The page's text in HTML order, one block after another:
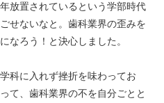
放置されているという学部時代
せないなと。歯科業界の歪みを
なろう！と決心しました。
科に入れず挫折を味わってお
て、歯科業界の不を自分ごとと